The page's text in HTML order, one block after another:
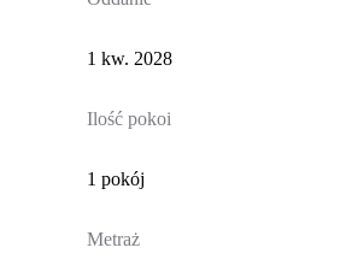
1 kw. 2028
Ilość pokoi
1 pokój
Metraż